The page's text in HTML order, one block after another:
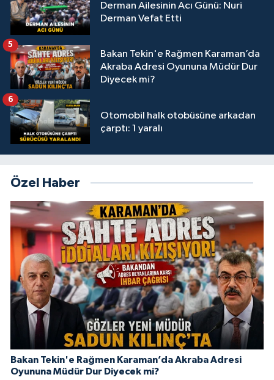
Derman Ailesinin Acı Günü: Nuri
Derman Vefat Etti
Bakan Tekin'e Rağmen Karaman’da
Akraba Adresi Oyununa Müdür Dur
Diyecek mi?
5
Otomobil halk otobüsüne arkadan
çarptı: 1 yaralı
6
Özel Haber
Bakan Tekin'e Rağmen Karaman’da Akraba Adresi
Oyununa Müdür Dur Diyecek mi?